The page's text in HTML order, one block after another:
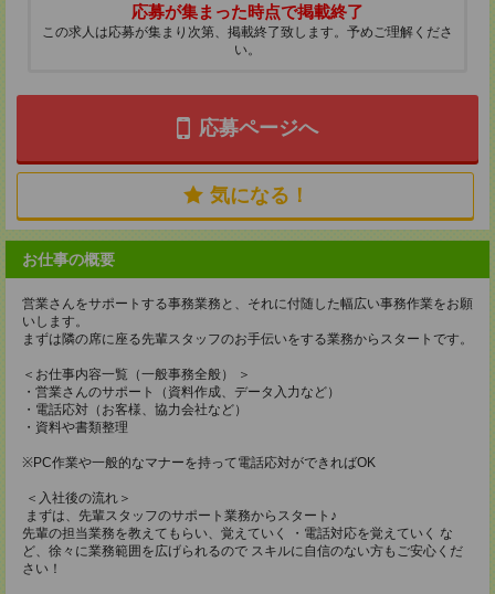
応募が集まった時点で掲載終了
この求人は応募が集まり次第、掲載終了致します。予めご理解くださ
い。
応募ページへ
気になる！
お仕事の概要
営業さんをサポートする事務業務と、それに付随した幅広い事務作業をお願
いします。
まずは隣の席に座る先輩スタッフのお手伝いをする業務からスタートです。
＜お仕事内容一覧（一般事務全般） ＞
・営業さんのサポート（資料作成、データ入力など）
・電話応対（お客様、協力会社など）
・資料や書類整理
※PC作業や一般的なマナーを持って電話応対ができればOK
＜入社後の流れ＞
まずは、先輩スタッフのサポート業務からスタート♪
先輩の担当業務を教えてもらい、覚えていく ・電話対応を覚えていく な
ど、徐々に業務範囲を広げられるので スキルに自信のない方もご安心くだ
さい！